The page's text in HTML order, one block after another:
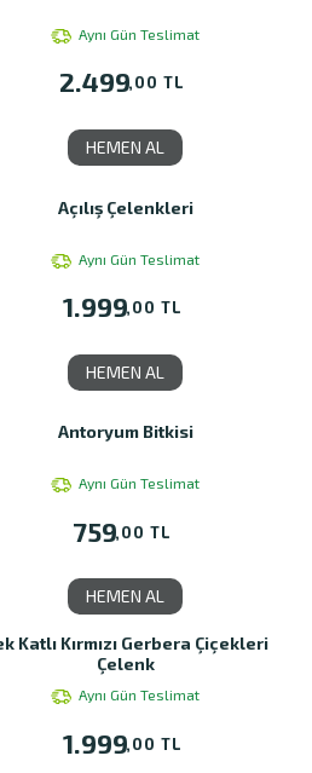
Aynı Gün Teslimat
2.499,00 TL
HEMEN AL
Açılış Çelenkleri
Aynı Gün Teslimat
1.999,00 TL
HEMEN AL
Antoryum Bitkisi
Aynı Gün Teslimat
759,00 TL
HEMEN AL
Katlı Kırmızı Gerbera Çiçekleri
Çelenk
Aynı Gün Teslimat
1.999,00 TL